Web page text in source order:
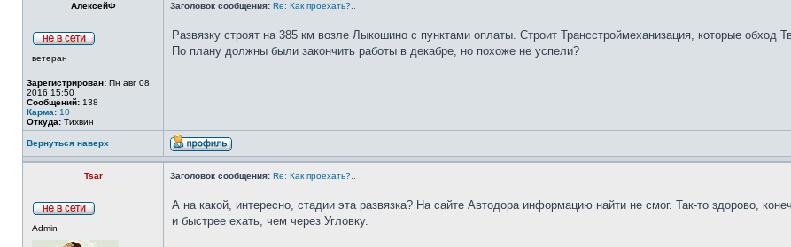
АлексейФ Заголовок сообщения: Re: Как проехать?..
ветеран
Зарегистрирован: Пн авг 08,
2016 15:50
Сообщений: 138
Карма: 10
Откуда: Тихвин
Развязку строят на 385 км возле Лыкошино с пунктами оплаты. Строит Трансстроймеханизация, которые обход
По плану должны были закончить работы в декабре, но похоже не успели?
Вернуться наверх
Tsar Заголовок сообщения: Re: Как проехать?..
Admin
А на какой, интересно, стадии эта развязка? На сайте Автодора информацию найти не смог. Так-то здорово,
и быстрее ехать, чем через Угловку.